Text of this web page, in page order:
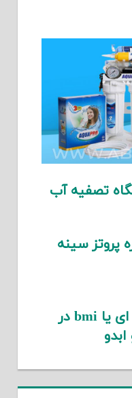
تصفیه آب
پروتز سینه
نحوه محاسبه بی ام ای یا bmi در